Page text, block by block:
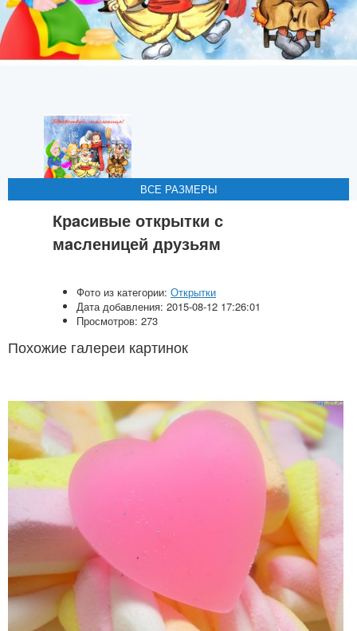
ВСЕ РАЗМЕРЫ
ВСЕ РАЗМЕРЫ
ВСЕ РАЗМЕРЫ
ВСЕ РАЗМЕРЫ
ВСЕ РАЗМЕРЫ
Крaсивые открытки с
мaсленицей друзьям
Фото из категории: Открытки
Дата добавления: 2015-08-12 17:26:01
Просмотров: 273
Похожие галереи картинок